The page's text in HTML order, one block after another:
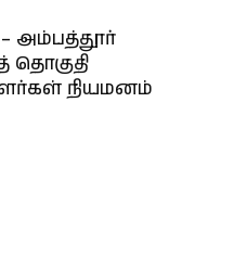
அம்பத்தூர்
தொகுதி
நியமனம்